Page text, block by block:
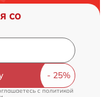
со
c политикой